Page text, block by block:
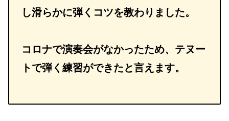
し滑らかに弾くコツを教わりました。
コロナで演奏会がなかったため、テヌー
トで弾く練習ができたと言えます。